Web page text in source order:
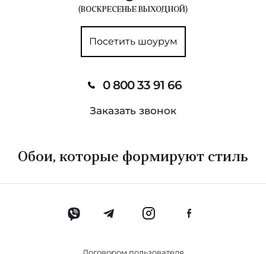
Naturals
Cotswolds Manor Wallpapers
(ВОСКРЕСЕНЬЕ ВЫХОДНОЙ)
Посетить шоурум
0 800 33 91 66
Заказать звонок
Обои, которые формируют стиль